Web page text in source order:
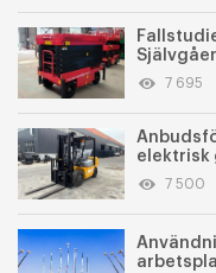
meter
7 695
elektrisk
leverans
7 500